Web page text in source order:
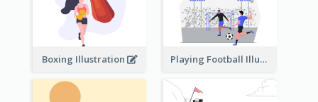
Boxing Illustration Playing Football Illustration